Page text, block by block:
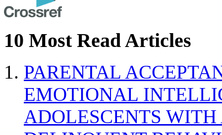
10 Most Read Articles
PARENTAL
EMOTIONAL
ADOLESCENTS